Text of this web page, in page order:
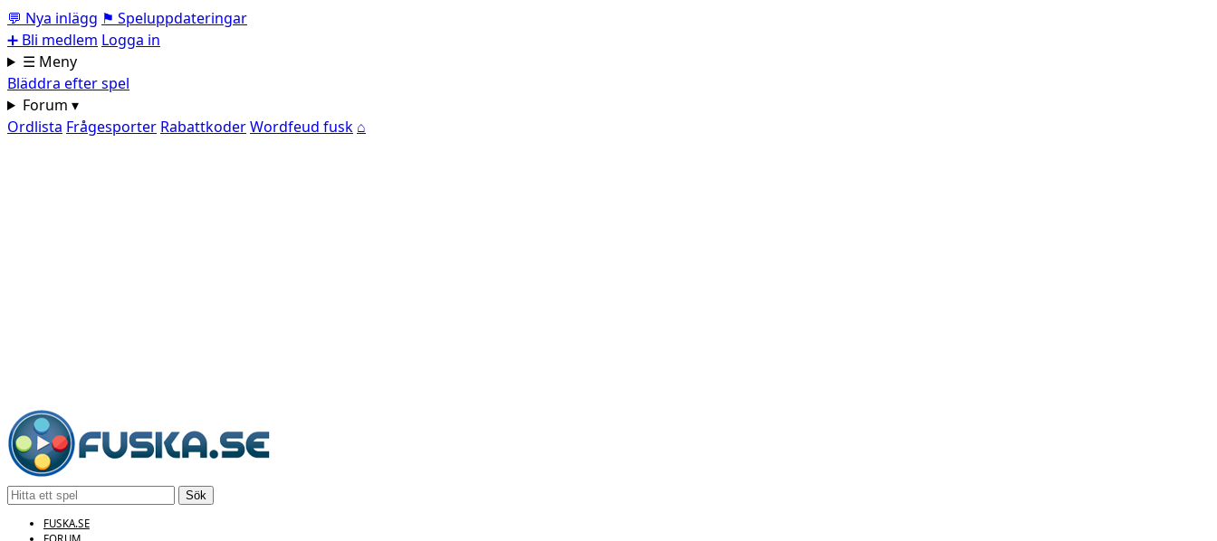
💬 Nya inlägg ⚑ Speluppdateringar
➕ Bli medlem Logga in
☰ Meny
Bläddra efter spel
Forum ▾
Ordlista Frågesporter RabattkoderWordfeud fusk ⌂
Sök
FUSKA.SE